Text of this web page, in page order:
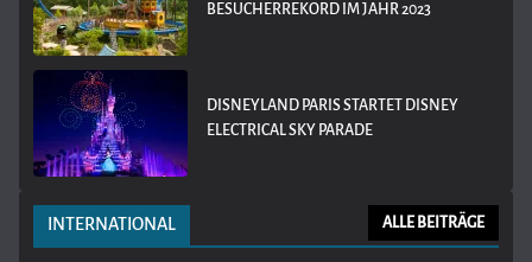
BESUCHERREKORD IM JAHR 2023
DISNEYLAND PARIS STARTET DISNEY
ELECTRICAL SKY PARADE
INTERNATIONAL ALLE BEITRÄGE